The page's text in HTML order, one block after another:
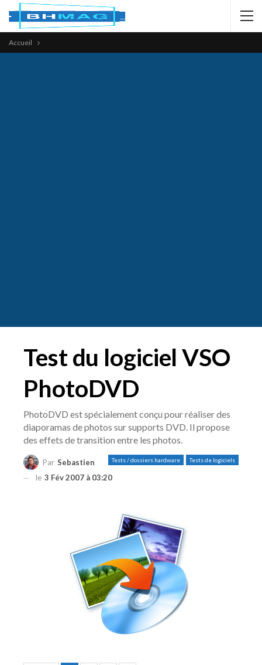
Accueil
Test du logiciel VSO
PhotoDVD
PhotoDVD est spécialement conçu pour réaliser des
diaporamas de photos sur supports DVD. Il propose
des effets de transition entre les photos.
Tests / dossiers hardware Tests de logiciels
Par Sebastien
le 3 Fév 2007 à 03:20